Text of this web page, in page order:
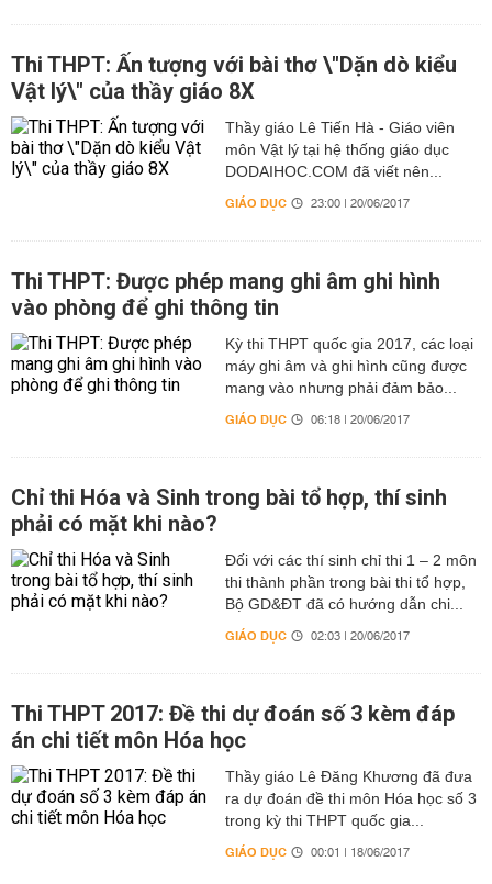
Thi THPT: Ấn tượng với bài thơ \"Dặn dò kiểu
Vật lý\" của thầy giáo 8X
Thầy giáo Lê Tiến Hà - Giáo viên
môn Vật lý tại hệ thống giáo dục
DODAIHOC.COM đã viết nên...
GIÁO DỤC 23:00 | 20/06/2017
Thi THPT: Được phép mang ghi âm ghi hình
vào phòng để ghi thông tin
Kỳ thi THPT quốc gia 2017, các loại
máy ghi âm và ghi hình cũng được
mang vào nhưng phải đảm bảo...
GIÁO DỤC 06:18 | 20/06/2017
Chỉ thi Hóa và Sinh trong bài tổ hợp, thí sinh
phải có mặt khi nào?
Đối với các thí sinh chỉ thi 1 – 2 môn
thi thành phần trong bài thi tổ hợp,
Bộ GD&ĐT đã có hướng dẫn chi...
GIÁO DỤC 02:03 | 20/06/2017
Thi THPT 2017: Đề thi dự đoán số 3 kèm đáp
án chi tiết môn Hóa học
Thầy giáo Lê Đăng Khương đã đưa
ra dự đoán đề thi môn Hóa học số 3
trong kỳ thi THPT quốc gia...
GIÁO DỤC 00:01 | 18/06/2017